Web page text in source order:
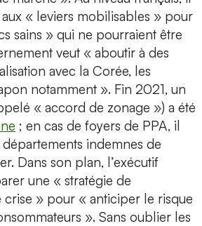
aux « leviers mobilisables » pour
sains » qui ne pourraient être
veut « aboutir à des
avec la Corée, les
notamment ». Fin 2021, un
« accord de zonage ») a été
; en cas de foyers de PPA, il
indemnes de
Dans son plan, l’exécutif
une « stratégie de
» pour « anticiper le risque
». Sans oublier les